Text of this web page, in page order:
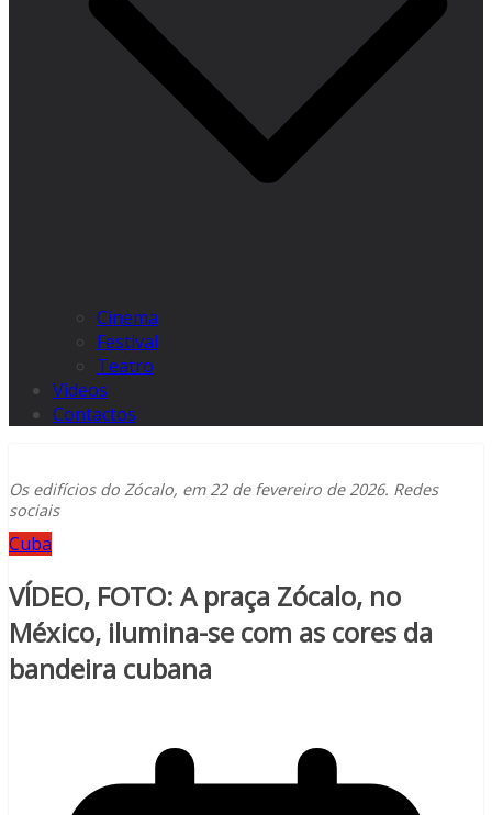
Cinema
Festival
Teatro
Videos
Contactos
Os edifícios do Zócalo, em 22 de fevereiro de 2026. Redes
sociais
Cuba
VÍDEO, FOTO: A praça Zócalo, no
México, ilumina-se com as cores da
bandeira cubana